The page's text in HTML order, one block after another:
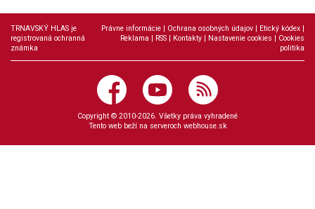
TRNAVSKÝ HLAS je
registrovaná ochranná
známka
Právne informácie Ochrana osobných údajov Etický kódex
Reklama
RSS Kontakty Nastavenie cookies
Cookies
politika
Copyright © 2010-2026. Všetky práva vyhradené
Tento web beží na serveroch webhouse.sk